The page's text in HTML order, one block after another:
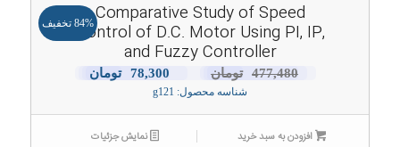
Comparative Study of Speed
Control of D.C. Motor Using PI, IP,
and Fuzzy Controller
477,480 تومان
قیمت
اصلی:
477,480تومان
78,300 تومان
78,300تومان.
84% تخفیف
شناسه محصول: g121
افزودن به سبد خرید نمایش جزئیات